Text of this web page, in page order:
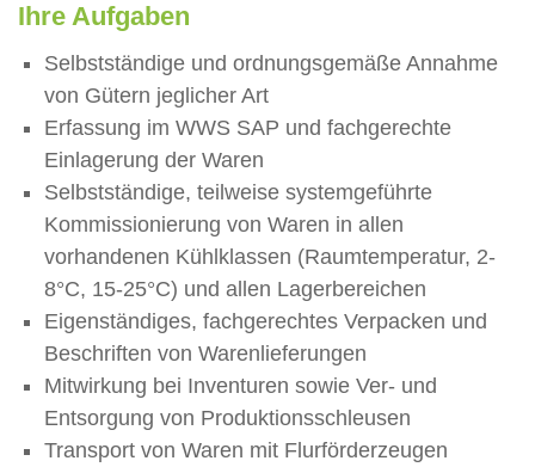
Ihre Aufgaben
Selbstständige und ordnungsgemäße Annahme
von Gütern jeglicher Art
Erfassung im WWS SAP und fachgerechte
Einlagerung der Waren
Selbstständige, teilweise systemgeführte
Kommissionierung von Waren in allen
vorhandenen Kühlklassen (Raumtemperatur, 2-
8°C, 15-25°C) und allen Lagerbereichen
Eigenständiges, fachgerechtes Verpacken und
Beschriften von Warenlieferungen
Mitwirkung bei Inventuren sowie Ver- und
Entsorgung von Produktionsschleusen
Transport von Waren mit Flurförderzeugen